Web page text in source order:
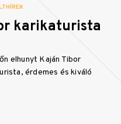
karikaturista
elhunyt Kaján Tibor
érdemes és kiváló